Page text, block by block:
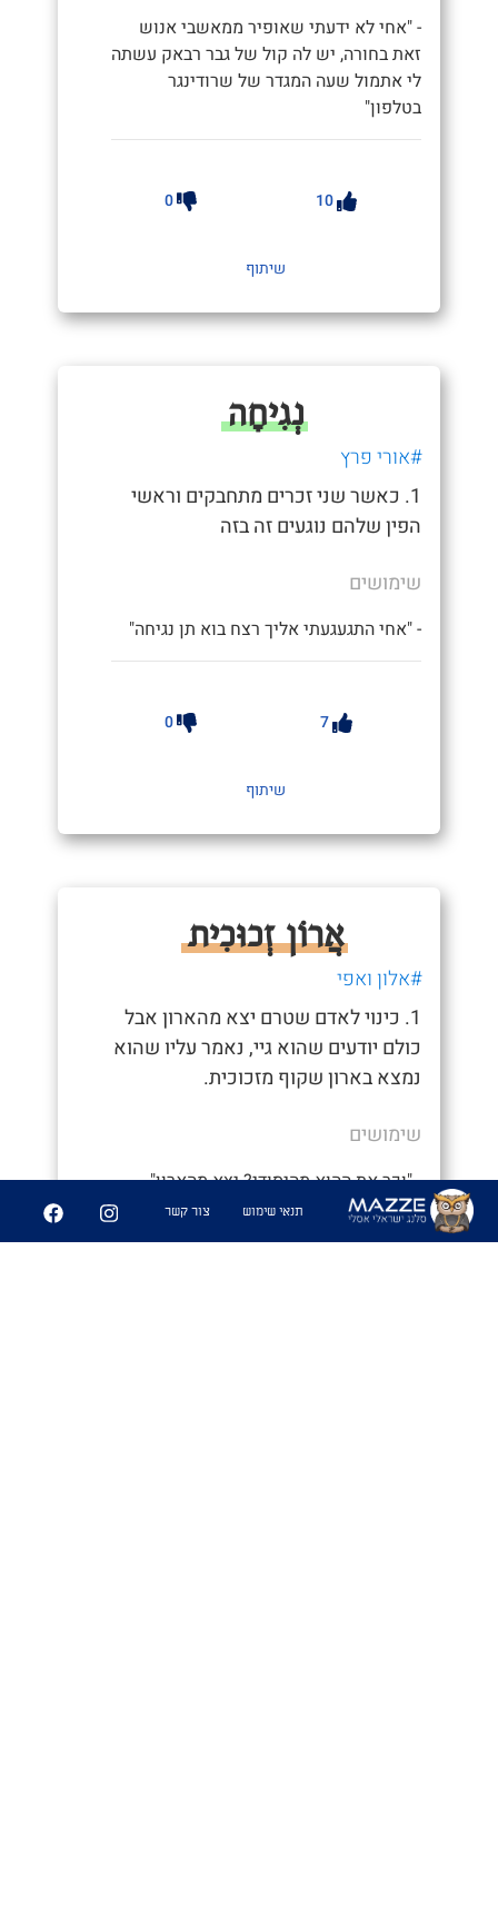
- "אחי לא ידעתי שאופיר ממאשבי אנוש
זאת בחורה, יש לה קול של גבר רבאק עשתה
לי אתמול שעה המגדר של שרודינגר
בטלפון"
10
0
שיתוף
נְגִיחָה
#אורי פרץ
1. כאשר שני זכרים מתחבקים וראשי
הפין שלהם נוגעים זה בזה
שימושים
- "אחי התגעגעתי אליך רצח בוא תן נגיחה"
7
0
שיתוף
אֲרוֹן זְכוּכִית
#אלון ואפי
1. כינוי לאדם שטרם יצא מהארון אבל
כולם יודעים שהוא גיי, נאמר עליו שהוא
נמצא בארון שקוף מזכוכית.
שימושים
- "וכר את ההוא מהיסודי? יצא מהארון" -
"כולם ידעו, הוא היה בארון זכוכית"
תנאי שימוש צור קשר